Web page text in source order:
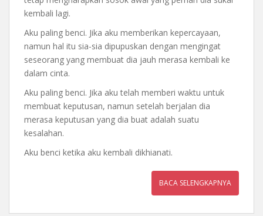
kembali lagi.
Aku paling benci. Jika aku memberikan kepercayaan,
namun hal itu sia-sia dipupuskan dengan mengingat
seseorang yang membuat dia jauh merasa kembali ke
dalam cinta.
Aku paling benci. Jika aku telah memberi waktu untuk
membuat keputusan, namun setelah berjalan dia
merasa keputusan yang dia buat adalah suatu
kesalahan.
Aku benci ketika aku kembali dikhianati.
BACA SELENGKAPNYA